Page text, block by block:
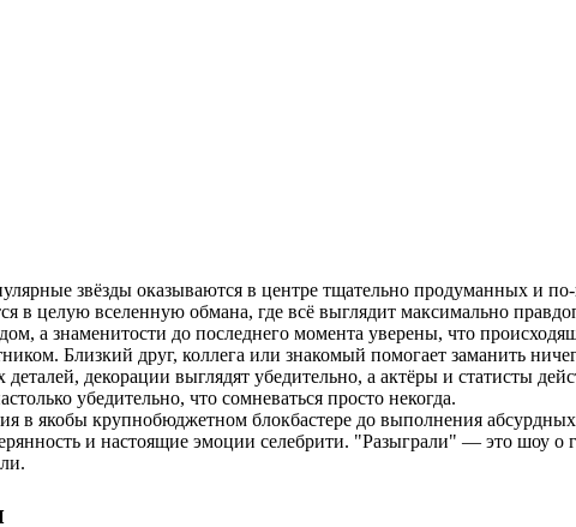
звёзды оказываются в центре тщательно продуманных и
целую вселенную обмана, где всё выглядит максимально
а знаменитости до последнего момента уверены, что
Близкий друг, коллега или знакомый помогает заманить
декорации выглядят убедительно, а актёры и статисты
убедительно, что сомневаться просто некогда.
в якобы крупнобюджетном блокбастере до выполнения
и настоящие эмоции селебрити. "Разыграли" — это шоу о